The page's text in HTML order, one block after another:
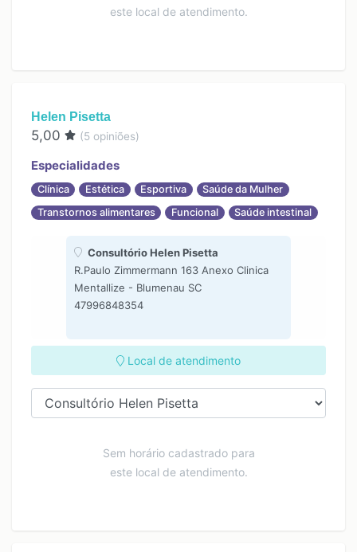
este local de atendimento.
Helen Pisetta
5,00 (5 opiniões)
Especialidades
Clínica Estética Esportiva
Saúde da Mulher
Transtornos alimentares
Funcional Saúde intestinal
Consultório Helen Pisetta
R.Paulo Zimmermann 163 Anexo Clinica
Mentallize - Blumenau SC
47996848354
Local de atendimento
Sem horário cadastrado para
este local de atendimento.